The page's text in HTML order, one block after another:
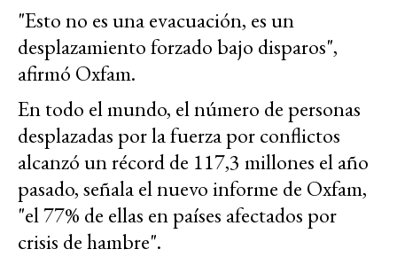
"Esto no es una evacuación, es un
desplazamiento forzado bajo disparos",
afirmó Oxfam.
En todo el mundo, el número de personas
desplazadas por la fuerza por conflictos
alcanzó un récord de 117,3 millones el año
pasado, señala el nuevo informe de Oxfam,
"el 77% de ellas en países afectados por
crisis de hambre".